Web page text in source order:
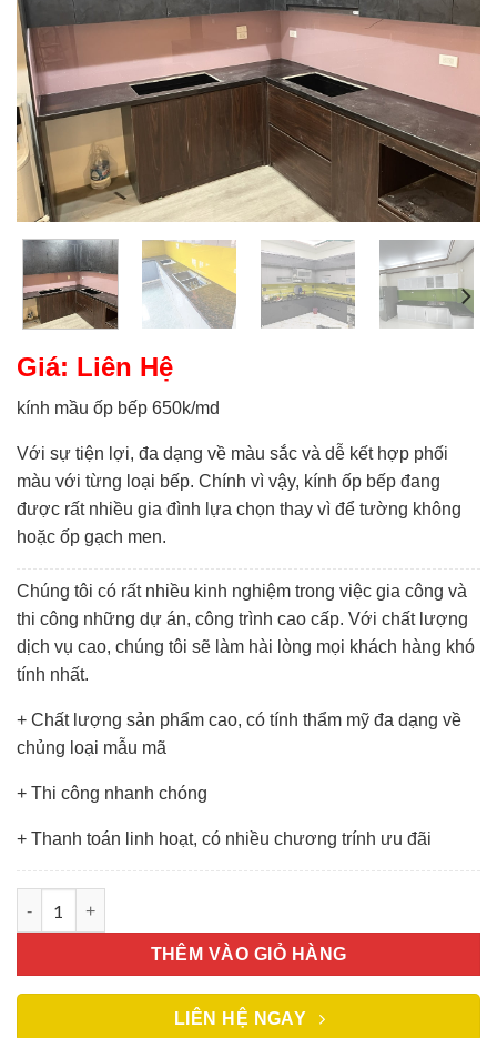
Giá: Liên Hệ
kính mầu ốp bếp 650k/md
Với sự tiện lợi, đa dạng về màu sắc và dễ kết hợp phối
màu với từng loại bếp. Chính vì vậy, kính ốp bếp đang
được rất nhiều gia đình lựa chọn thay vì để tường không
hoặc ốp gạch men.
Chúng tôi có rất nhiều kinh nghiệm trong việc gia công và
thi công những dự án, công trình cao cấp. Với chất lượng
dịch vụ cao, chúng tôi sẽ làm hài lòng mọi khách hàng khó
tính nhất.
+ Chất lượng sản phẩm cao, có tính thẩm mỹ đa dạng về
chủng loại mẫu mã
+ Thi công nhanh chóng
+ Thanh toán linh hoạt, có nhiều chương trính ưu đãi
THÊM VÀO GIỎ HÀNG
LIÊN HỆ NGAY